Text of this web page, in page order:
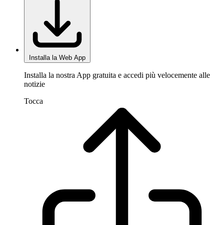
Installa la Web App
Installa la nostra App gratuita e accedi più velocemente alle
notizie
Tocca